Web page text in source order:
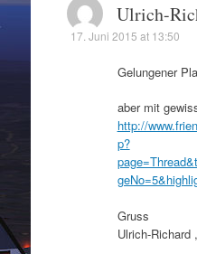
Ulrich-
17. Juni 2015 at 13:50
Gelungener
aber mit
http://
p?
Gruss
Ulrich-Richard